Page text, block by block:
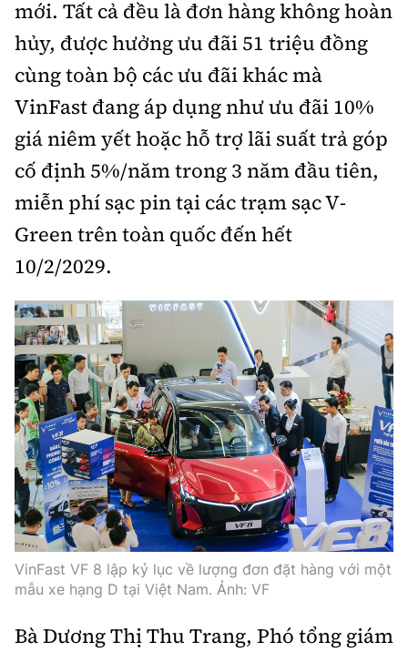
Review xe
Giới thiệu xe
Tư vấn
Ảnh
Ô tô
Cơ quan chủ quản: Bộ Xây dựng
Tổng biên tập:
Giấy phép số: 03/GP-BC, cấp ngày 22/4/2025
Chuyên trang của Báo Xây dựng
Tòa soạn: Số 2 Nguyễn Công Hoan, phường Giảng Võ,
Hà Nội.
Hotline: 0967 376 459;
Liên hệ quảng cáo phát hành: 0915.057.282
Email:bandoc@baoxaydung.vn
Thông tin tòa soạn
mới. Tất cả đều là đơn hàng không hoàn
hủy, được hưởng ưu đãi 51 triệu đồng
cùng toàn bộ các ưu đãi khác mà
VinFast đang áp dụng như ưu đãi 10%
giá niêm yết hoặc hỗ trợ lãi suất trả góp
cố định 5%/năm trong 3 năm đầu tiên,
miễn phí sạc pin tại các trạm sạc V-
Green trên toàn quốc đến hết
10/2/2029.
VinFast VF 8 lập kỷ lục về lượng đơn đặt hàng với một
mẫu xe hạng D tại Việt Nam. Ảnh: VF
Bà Dương Thị Thu Trang, Phó tổng giám